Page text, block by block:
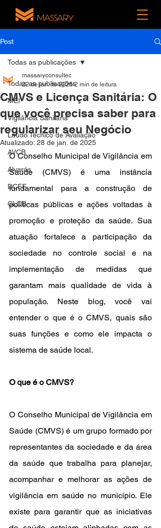
Post
Todas as publicações
MEI
Vigilância Sanitária
Laudo Técnico de Avaliação
AVCB
Alvarás
DCFF
CLCB
Todas as publicações
CMVS e Licença Sanitária: O
que você precisa saber para
regularizar seu Negócio
massaryconsultec
22 de jan. de 2025 2 min de leitura
Atualizado: 28 de jan. de 2025
O Conselho Municipal de Vigilância em
Saúde (CMVS) é uma instância
fundamental para a construção de
políticas públicas e ações voltadas à
promoção e proteção da saúde. Sua
atuação fortalece a participação da
sociedade no controle social e na
implementação de medidas que
garantam mais qualidade de vida à
população. Neste blog, você vai
entender o que é o CMVS, quais são
suas funções e como ele impacta o
sistema de saúde local.
O que é o CMVS?
O Conselho Municipal de Vigilância em
Saúde (CMVS) é um grupo formado por
representantes da sociedade e da área
da saúde que trabalha para planejar,
acompanhar e melhorar as ações de
vigilância em saúde no município. Ele
existe para garantir que as iniciativas